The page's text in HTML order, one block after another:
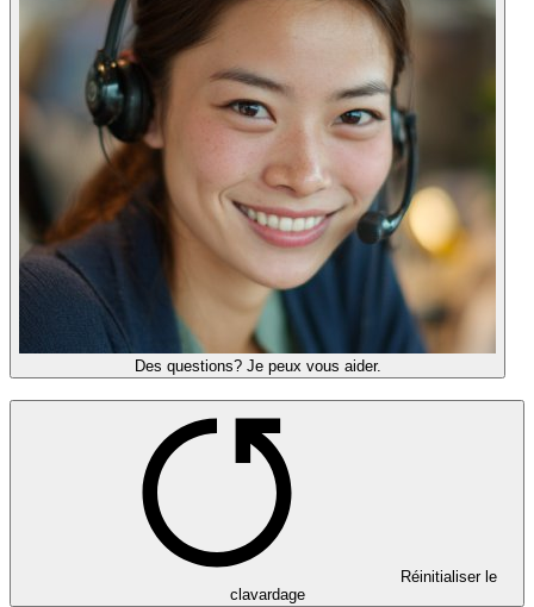
Des questions? Je peux vous aider.
Réinitialiser le
clavardage